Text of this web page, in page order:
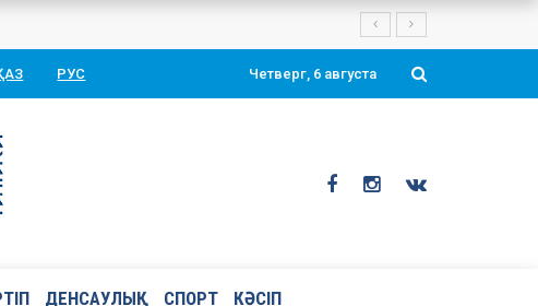
Президенті Қасым-Жомарт Тоқаевтың таңдаулы ой-тұжырымдары мен
РУС Четверг, 6 августа
ДЕНСАУЛЫҚ СПОРТ КӘСІП